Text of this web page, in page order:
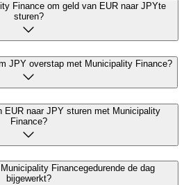
Finance om geld van EUR naar JPYte
sturen?
JPY overstap met Municipality Finance?
EUR naar JPY sturen met Municipality
Finance?
Financegedurende de dag
bijgewerkt?